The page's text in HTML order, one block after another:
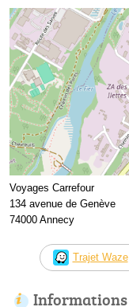
Voyages Carrefour
134 avenue de Genève
74000 Annecy
Trajet Waze
Informations